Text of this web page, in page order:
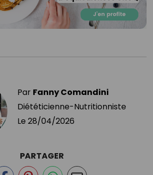
Par Fanny Comandini
Diététicienne-Nutritionniste
Le 28/04/2026
PARTAGER